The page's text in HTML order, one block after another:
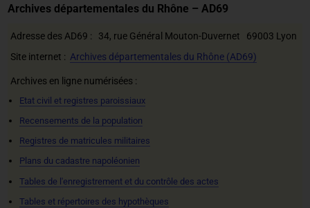
Archives départementales du Rhône – AD69
Adresse des AD69 : 34, rue Général Mouton-Duvernet 69003 Lyon
Site internet :Archives départementales du Rhône (AD69)
Archives en ligne numérisées :
Etat civil et registres paroissiaux
Recensements de la population
Registres de matricules militaires
Plans du cadastre napoléonien
Tables de l'enregistrement et du contrôle des actes
Tables et répertoires des hypothèques